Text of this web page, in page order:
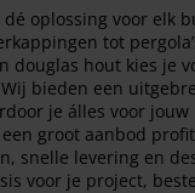
oplossing voor elk
tot
douglas hout kies je
bieden een
je álles voor
groot aanbod
snelle levering en
voor je project,